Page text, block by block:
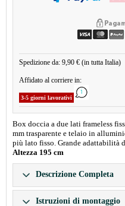
Spedizione da: 9,90 € (in tutta Italia)
Affidato al corriere in:
3-5 giorni lavorativi
Box doccia a due lati frameless
mm trasparente e telaio in
più lato fisso. Grande adattabilità
Altezza 195 cm
Descrizione Completa
Istruzioni di montaggio